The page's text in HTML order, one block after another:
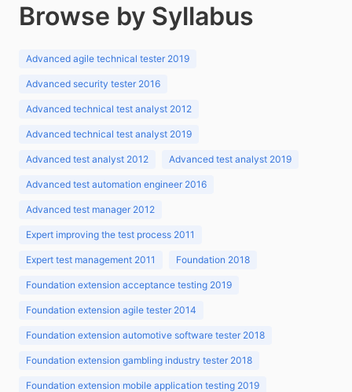
Browse by Syllabus
Advanced agile technical tester 2019
Advanced security tester 2016
Advanced technical test analyst 2012
Advanced technical test analyst 2019
Advanced test analyst 2012 Advanced test analyst 2019
Advanced test automation engineer 2016
Advanced test manager 2012
Expert improving the test process 2011
Expert test management 2011 Foundation 2018
Foundation extension acceptance testing 2019
Foundation extension agile tester 2014
Foundation extension automotive software tester 2018
Foundation extension gambling industry tester 2018
Foundation extension mobile application testing 2019